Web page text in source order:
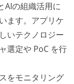
AIの組織活用に
ます。アプリケ
いテクノロジー
選定や PoC を行
をモニタリング